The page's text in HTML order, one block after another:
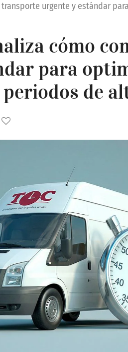
transporte urgente y estándar
cómo
para
de